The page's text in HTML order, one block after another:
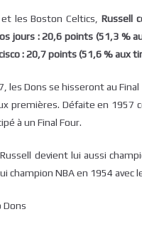
les Boston Celtics, Russell
jours : 20,6 points (51,3 %
: 20,7 points (51,6 % aux
les Dons se hisseront au
premières. Défaite en 1957
à un Final Four.
devient lui aussi
champion NBA en 1954 avec
Dons